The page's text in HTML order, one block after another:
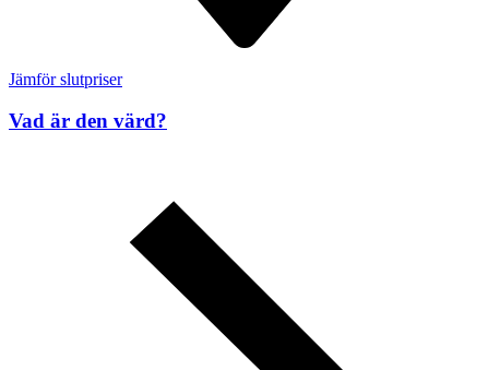
Jämför slutpriser
Vad är den värd?